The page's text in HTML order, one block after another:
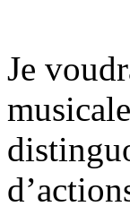
Je